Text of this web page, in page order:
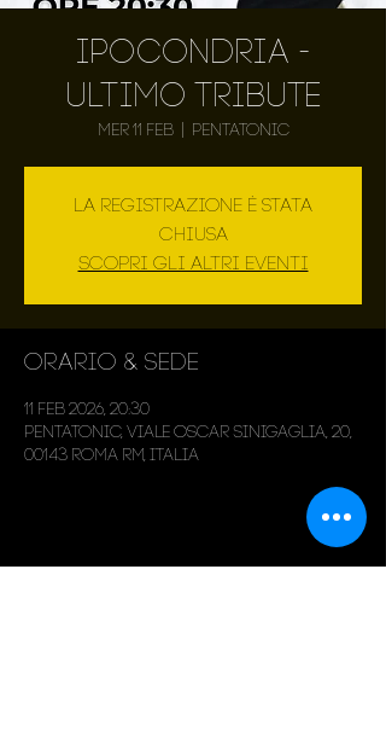
Ipocondria -
ultimo tribute
mer 11 feb
  |
Pentatonic
La registrazione è stata
chiusa
Scopri gli altri eventi
Orario & Sede
11 feb 2026, 20:30
Pentatonic, Viale Oscar Sinigaglia, 20,
00143 Roma RM, Italia